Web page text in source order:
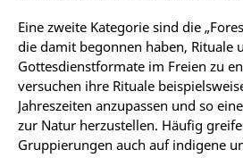
Eine zweite Kategorie sind die
die damit begonnen haben, Rituale
Gottesdienstformate im Freien zu
versuchen ihre Rituale
Jahreszeiten anzupassen und so
zur Natur herzustellen. Häufig
Gruppierungen auch auf indigene